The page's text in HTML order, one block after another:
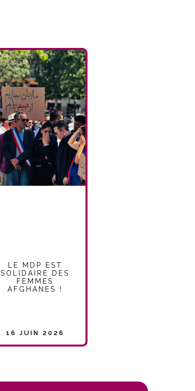
LE MDP EST
SOLIDAIRE DES
FEMMES
AFGHANES !
16 JUIN 2026